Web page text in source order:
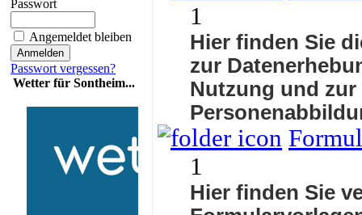
Passwort
Angemeldet bleiben
Passwort vergessen?
Wetter für Sontheim...
1
Hier finden Sie
zur
Nutzung und
1
Hier finden Sie